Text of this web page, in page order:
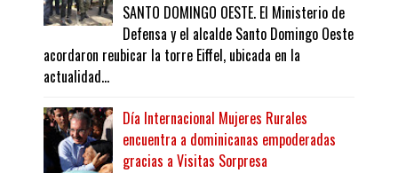
SANTO DOMINGO OESTE. El Ministerio de
Defensa y el alcalde Santo Domingo Oeste
acordaron reubicar la torre Eiffel, ubicada en la
actualidad...
Día Internacional Mujeres Rurales
encuentra a dominicanas empoderadas
gracias a Visitas Sorpresa